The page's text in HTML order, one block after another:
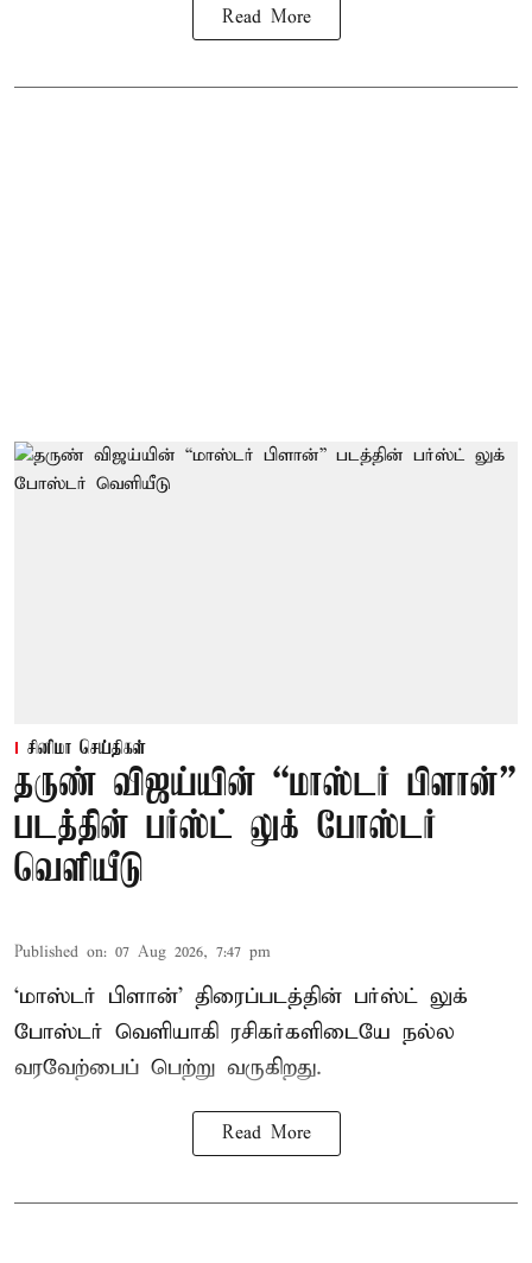
Read More
சினிமா செய்திகள்
தருண் விஜய்யின் “மாஸ்டர் பிளான்”
படத்தின் பர்ஸ்ட் லுக் போஸ்டர்
வெளியீடு
Published on: 07 Aug 2026, 7:47 pm
‘மாஸ்டர் பிளான்’ திரைப்படத்தின் பர்ஸ்ட் லுக்
போஸ்டர் வெளியாகி ரசிகர்களிடையே நல்ல
வரவேற்பைப் பெற்று வருகிறது.
Read More